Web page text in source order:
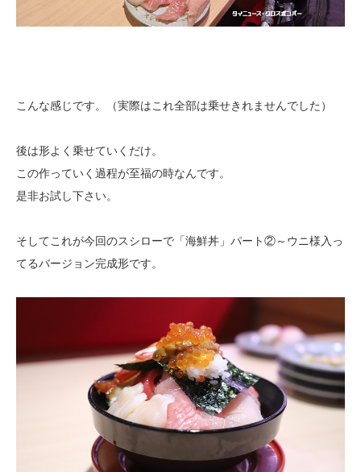
こんな感じです。（実際はこれ全部は乗せきれませんでした）
後は形よく乗せていくだけ。
この作っていく過程が至福の時なんです。
是非お試し下さい。
そしてこれが今回のスシローで「海鮮丼」パート②～ウニ様入っ
てるバージョン完成形です。